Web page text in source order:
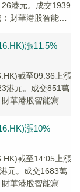
港元。成交1939
財華港股智能寫
漲11.5%
截至09:36上漲
港元。成交851萬
華港股智能寫
漲10%
截至14:05上漲
元。成交1683萬
華港股智能寫